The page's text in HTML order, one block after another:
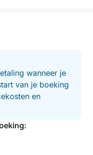
wanneer je
van je boeking
en